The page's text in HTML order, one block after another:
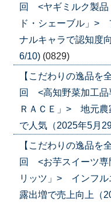
回 <ヤギミルク製品
ド・シェーブル」>
ナルキャラで認知度
6/10) (0829)
【こだわりの逸品を
回 <高知野菜加工品
ＲＡＣＥ」> 地元農
で人気（2025年5月
【こだわりの逸品を
回 <お芋スイーツ専
リッツ」> インフル
露出増で売上向上（